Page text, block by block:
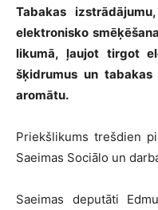
Tabakas
elektronisko
likumā, ļaujot tirgot
šķidrumus un
aromātu.
Priekšlikums trešdien
Saeimas Sociālo un
Saeimas deputāti